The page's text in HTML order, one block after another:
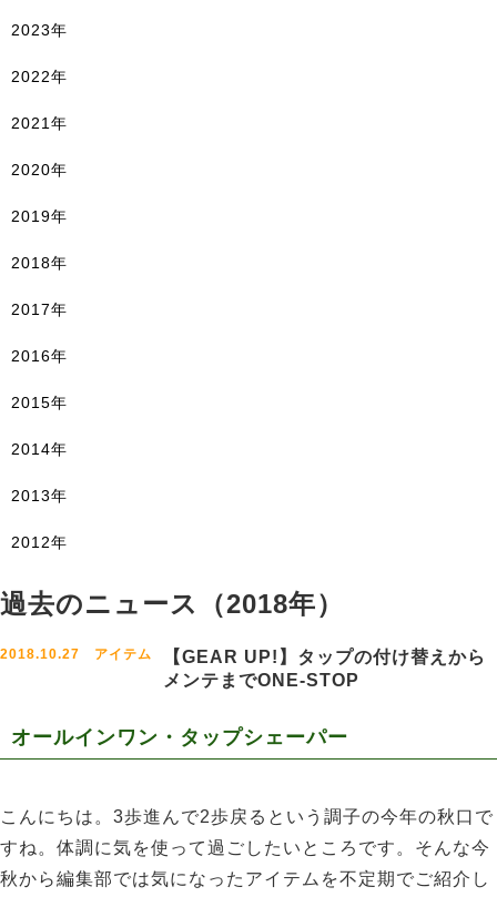
2023年
2022年
2021年
2020年
2019年
2018年
2017年
2016年
2015年
2014年
2013年
2012年
過去のニュース（2018年）
2018.10.27 アイテム
【GEAR UP!】タップの付け替えから
メンテまでONE-STOP
オールインワン・タップシェーパー
こんにちは。3歩進んで2歩戻るという調子の今年の秋口で
すね。体調に気を使って過ごしたいところです。そんな今
秋から編集部では気になったアイテムを不定期でご紹介し